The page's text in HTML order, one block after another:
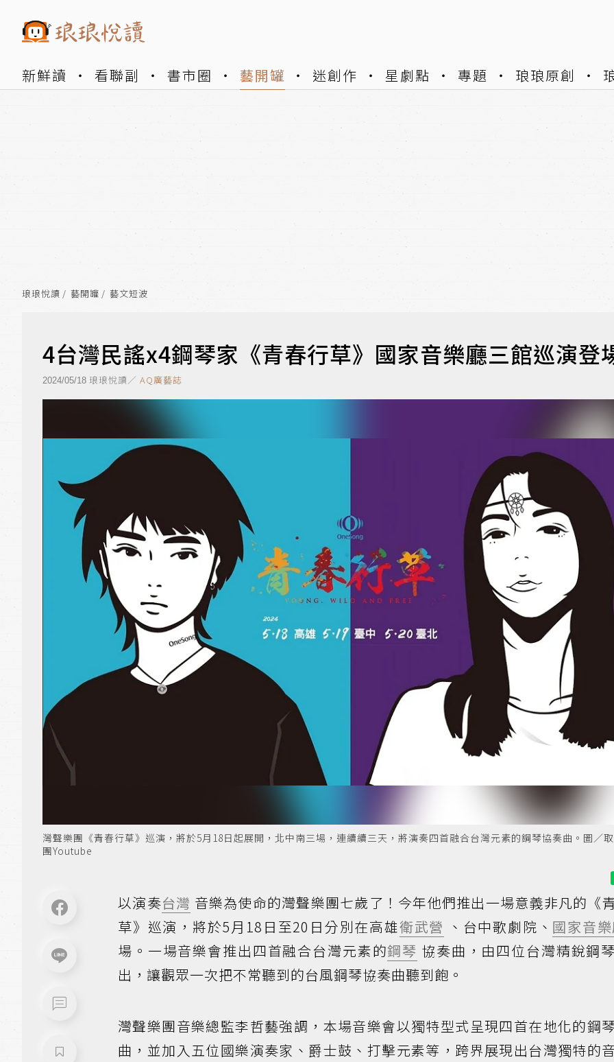
新鮮讀 看聯副 書市圈 藝開罐 迷創作 星劇點 專題 琅琅原創
琅琅悅讀 藝開罐 藝文短波
4台灣民謠x4鋼琴家《青春行草》國家音樂廳三館巡演登
2024/05/18 琅琅悅讀／ AQ廣藝誌
灣聲樂團《青春行草》巡演，將於5月18日起展開，北中南三場，連續續三天，將演奏四首融合台灣元素的鋼琴協奏曲。圖／
團Youtube
以演奏台灣 音樂為使命的灣聲樂團七歲了！今年他們推出一場意義非凡的《
草》巡演，將於5月18日至20日分別在高雄衛武營 、台中歌劇院、 國家音
場。一場音樂會推出四首融合台灣元素的鋼琴 協奏曲，由四位台灣精銳鋼
出，讓觀眾一次把不常聽到的台風鋼琴協奏曲聽到飽。
灣聲樂團音樂總監李哲藝強調，本場音樂會以獨特型式呈現四首在地化的鋼
曲，並加入五位國樂演奏家、爵士鼓、打擊元素等，跨界展現出台灣獨特的